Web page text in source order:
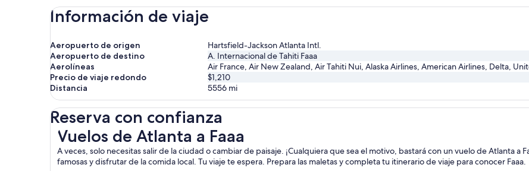
Información de viaje
Aeropuerto de origen
Hartsfield-Jackson Atlanta Intl.
Aeropuerto de destino
A. Internacional de Tahiti Faaa
Aerolíneas
Air France, Air New Zealand, Air Tahiti Nui, Alaska Airlines, American Airlines, Delta,
Precio de viaje redondo
$1,210
Distancia
5556 mi
Reserva con confianza
Vuelos de Atlanta a Faaa
A veces, solo necesitas salir de la ciudad o cambiar de paisaje. ¡Cualquiera que sea el motivo, bastará con un vuelo de Atlanta a
famosas y disfrutar de la comida local. Tu viaje te espera. Prepara las maletas y completa tu itinerario de viaje para conocer Faaa.
Vuelos de Atlanta a Faaa